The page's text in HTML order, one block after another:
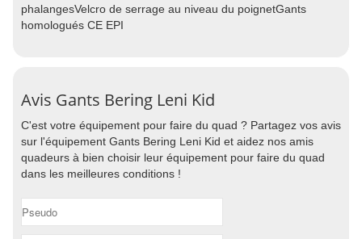
phalangesVelcro de serrage au niveau du poignetGants
homologués CE EPI
Avis Gants Bering Leni Kid
C'est votre équipement pour faire du quad ? Partagez vos avis
sur l'équipement Gants Bering Leni Kid et aidez nos amis
quadeurs à bien choisir leur équipement pour faire du quad
dans les meilleures conditions !